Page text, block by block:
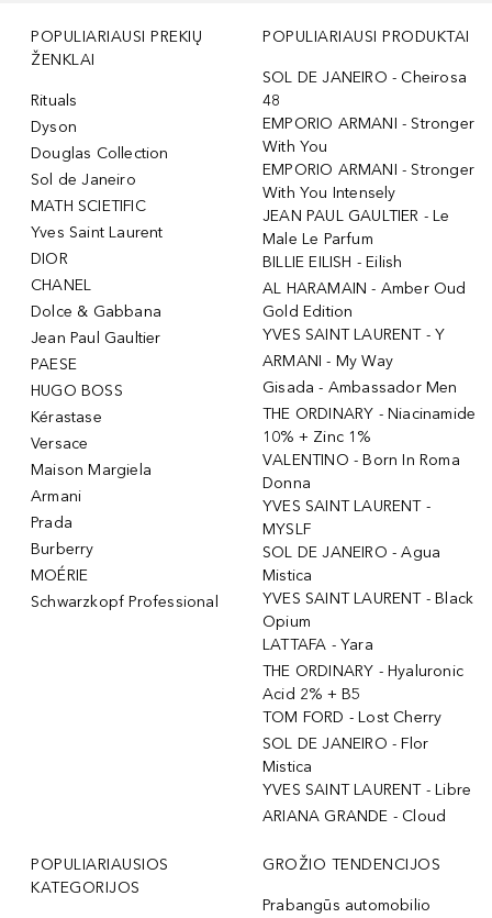
POPULIARIAUSI PREKIŲ
ŽENKLAI
Rituals
Dyson
Douglas Collection
Sol de Janeiro
MATH SCIETIFIC
Yves Saint Laurent
DIOR
CHANEL
Dolce & Gabbana
Jean Paul Gaultier
PAESE
HUGO BOSS
Kérastase
Versace
Maison Margiela
Armani
Prada
Burberry
MOÉRIE
Schwarzkopf Professional
POPULIARIAUSI PRODUKTAI
SOL DE JANEIRO - Cheirosa
48
EMPORIO ARMANI - Stronger
With You
EMPORIO ARMANI - Stronger
With You Intensely
JEAN PAUL GAULTIER - Le
Male Le Parfum
BILLIE EILISH - Eilish
AL HARAMAIN - Amber Oud
Gold Edition
YVES SAINT LAURENT - Y
ARMANI - My Way
Gisada - Ambassador Men
THE ORDINARY - Niacinamide
10% + Zinc 1%
VALENTINO - Born In Roma
Donna
YVES SAINT LAURENT -
MYSLF
SOL DE JANEIRO - Agua
Mistica
YVES SAINT LAURENT - Black
Opium
LATTAFA - Yara
THE ORDINARY - Hyaluronic
Acid 2% + B5
TOM FORD - Lost Cherry
SOL DE JANEIRO - Flor
Mistica
YVES SAINT LAURENT - Libre
ARIANA GRANDE - Cloud
POPULIARIAUSIOS
KATEGORIJOS
GROŽIO TENDENCIJOS
Prabangūs automobilio